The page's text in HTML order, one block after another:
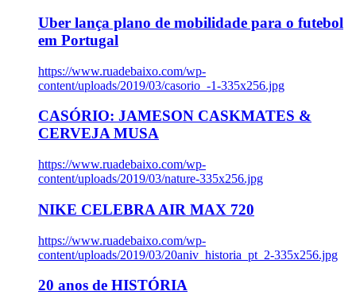
Uber lança plano de mobilidade para o futebol
em Portugal
https://www.ruadebaixo.com/wp-
content/uploads/2019/03/casorio_-1-335x256.jpg
CASÓRIO: JAMESON CASKMATES &
CERVEJA MUSA
https://www.ruadebaixo.com/wp-
content/uploads/2019/03/nature-335x256.jpg
NIKE CELEBRA AIR MAX 720
https://www.ruadebaixo.com/wp-
content/uploads/2019/03/20aniv_historia_pt_2-335x256.jpg
20 anos de HISTÓRIA